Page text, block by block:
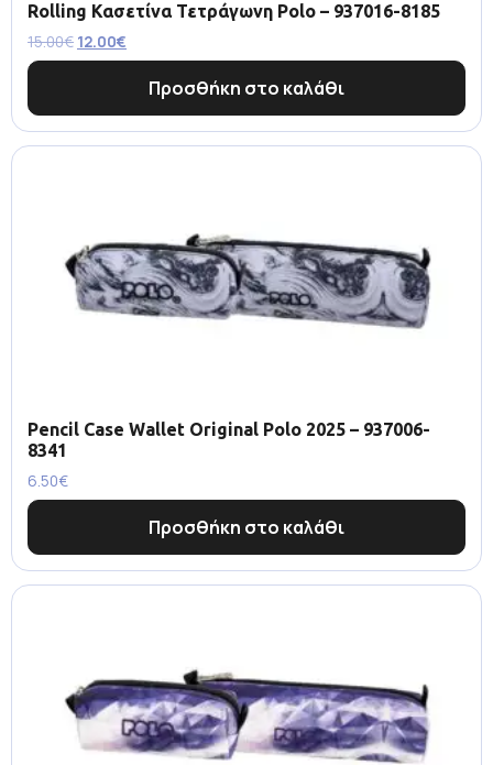
Rolling Κασετίνα Τετράγωνη Polo – 937016-8185
15.00€ 12.00€
Προσθήκη στο καλάθι
Pencil Case Wallet Original Polo 2025 – 937006-
8341
6.50€
Προσθήκη στο καλάθι